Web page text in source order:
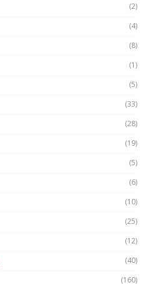
(2)
(4)
(8)
(1)
(5)
(33)
(28)
(19)
(5)
(6)
(10)
(25)
(12)
(40)
(160)